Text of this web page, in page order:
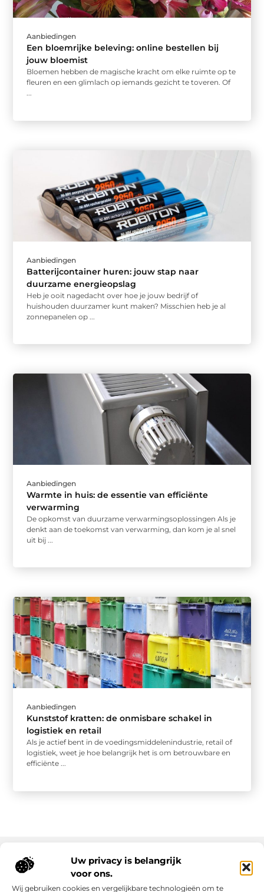
Uw privacy is belangrijk
voor ons.
Wij gebruiken cookies en vergelijkbare technologieën om te
Aanbiedingen
Een bloemrijke beleving: online bestellen bij
jouw bloemist
Bloemen hebben de magische kracht om elke ruimte op te
fleuren en een glimlach op iemands gezicht te toveren. Of
...
Aanbiedingen
Batterijcontainer huren: jouw stap naar
duurzame energieopslag
Heb je ooit nagedacht over hoe je jouw bedrijf of
huishouden duurzamer kunt maken? Misschien heb je al
zonnepanelen op ...
Aanbiedingen
Warmte in huis: de essentie van efficiënte
verwarming
De opkomst van duurzame verwarmingsoplossingen Als je
denkt aan de toekomst van verwarming, dan kom je al snel
uit bij ...
Aanbiedingen
Kunststof kratten: de onmisbare schakel in
logistiek en retail
Als je actief bent in de voedingsmiddelenindustrie, retail of
logistiek, weet je hoe belangrijk het is om betrouwbare en
efficiënte ...
Onze informatie